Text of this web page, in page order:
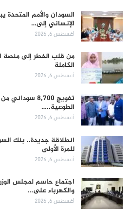
السودان والأمم المتحدة
الإنساني إلى…
أغسطس 6, 2026
من قلب الخطر إلى منصة
الكاملة
أغسطس 6, 2026
تفويج 8,700
الطوعية..…
أغسطس 6, 2026
انطلاقة جديدة.. بنك
للمرة الأولى
أغسطس 6, 2026
اجتماع حاسم لمجلس
والكهرباء على…
أغسطس 6, 2026